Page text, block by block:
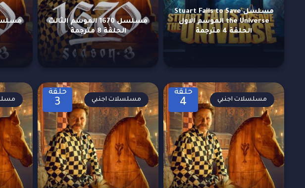
مسلسل Stuart Fails to Save
the Universe الموسم الاول
الحلقة 4 مترجمة
مسلسل 1670 الموسم الثالث
الحلقة 8 مترجمة
حلقة
4 مسلسلات اجنبي
حلقة
3 مسلسلات اجنبي